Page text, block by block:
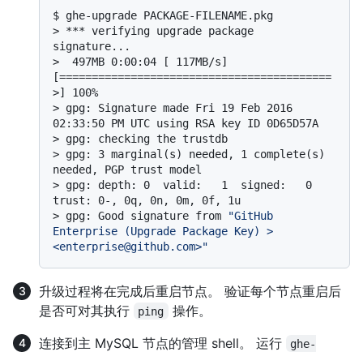
$ ghe-upgrade PACKAGE-FILENAME.pkg
> *** verifying upgrade package
signature...
>
497MB 0:00:04 [ 117MB/s]
[==========================================
>] 100%
> gpg: Signature made Fri 19 Feb 2016
02:33:50 PM UTC using RSA key ID 0D65D57A
> gpg: checking the trustdb
> gpg: 3 marginal(s) needed, 1 complete(s)
needed, PGP trust model
> gpg: depth: 0  valid:   1  signed:   0
trust: 0-, 0q, 0n, 0m, 0f, 1u
> gpg: Good signature from
"GitHub
Enterprise (Upgrade Package Key) >
<enterprise@github.com>"
升级过程将在完成后重启节点。 验证每个节点重启后
是否可对其执行
ping
操作。
连接到主 MySQL 节点的管理 shell。 运行
ghe-